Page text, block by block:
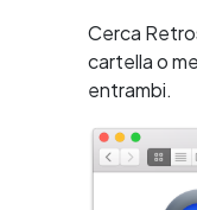
Cerca
cartella o
entrambi.